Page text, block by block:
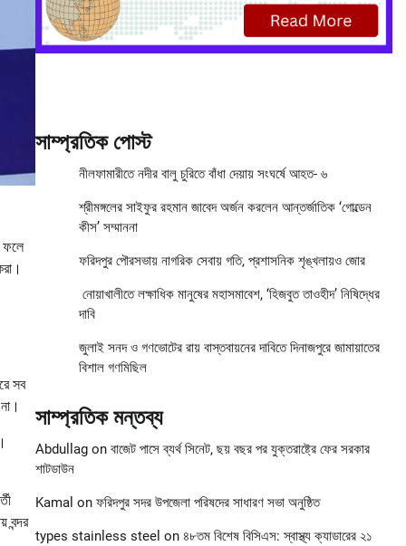
ফলে
সব
বন্দর
সাম্প্রতিক পোস্ট
নীলফামারীতে নদীর বালু চুরিতে বাঁধা দেয়ায় সংঘর্ষে আহত- ৬
শ্রীমঙ্গলের সাইফুর রহমান জাবেদ অর্জন করলেন আন্তর্জাতিক ‘গোল্ডেন
কীস’ সম্মাননা
ফরিদপুর পৌরসভায় নাগরিক সেবায় গতি, প্রশাসনিক শৃঙ্খলায়ও জোর
নোয়াখালীতে লক্ষাধিক মানুষের মহাসমাবেশ, ‘হিজবুত তাওহীদ’ নিষিদ্ধের
দাবি
জুলাই সনদ ও গণভোটের রায় বাস্তবায়নের দাবিতে দিনাজপুরে জামায়াতের
বিশাল গণমিছিল
সাম্প্রতিক মন্তব্য
Abdullagon বাজেট পাসে ব্যর্থ সিনেট, ছয় বছর পর যুক্তরাষ্ট্রে ফের সরকার
শাটডাউন
Kamal on ফরিদপুর সদর উপজেলা পরিষদের সাধারণ সভা অনুষ্ঠিত
types stainless steel on ৪৮তম বিশেষ বিসিএস: স্বাস্থ্য ক্যাডারের ২১